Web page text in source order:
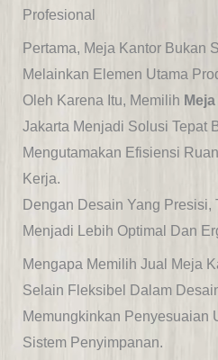
Profesional
Pertama, Meja Kantor Bukan
Melainkan Elemen Utama
Oleh Karena Itu, Memilih
Jakarta Menjadi Solusi Tepat
Mengutamakan Efisiensi
Kerja.
Dengan Desain Yang Presisi,
Menjadi Lebih Optimal Dan
Mengapa Memilih Jual Meja
Selain Fleksibel Dalam
Memungkinkan Penyesuaian
Sistem Penyimpanan.